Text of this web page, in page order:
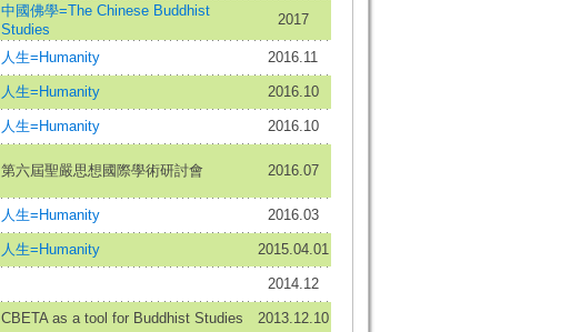
中國佛學=The Chinese Buddhist
Studies
2017
人生=Humanity 2016.11
人生=Humanity 2016.10
人生=Humanity
2016.10
第六屆聖嚴思想國際學術研討會 2016.07
人生=Humanity 2016.03
人生=Humanity 2015.04.01
2014.12
CBETA as a tool for Buddhist Studies 2013.12.10